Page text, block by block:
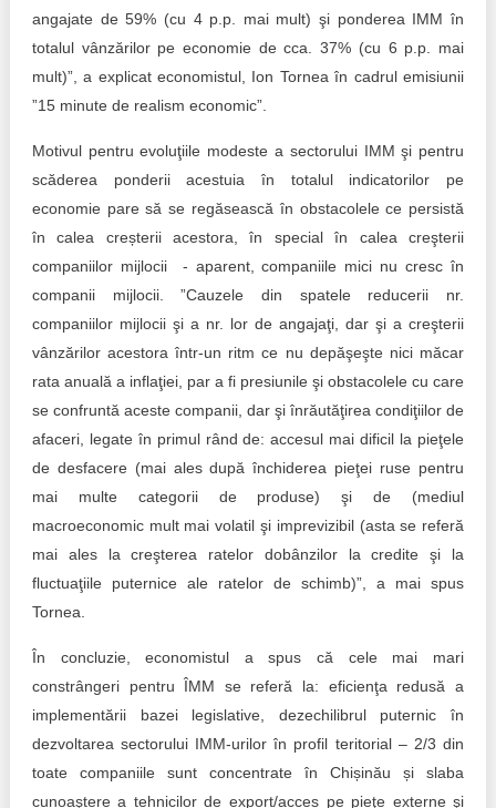
angajate de 59% (cu 4 p.p. mai mult) şi ponderea IMM în
totalul vânzărilor pe economie de cca. 37% (cu 6 p.p. mai
mult)”, a explicat economistul, Ion Tornea în cadrul emisiunii
”15 minute de realism economic”.
Motivul pentru evoluţiile modeste a sectorului IMM şi pentru
scăderea ponderii acestuia în totalul indicatorilor pe
economie pare să se regăsească în obstacolele ce persistă
în calea creșterii acestora, în special în calea creşterii
companiilor mijlocii - aparent, companiile mici nu cresc în
companii mijlocii. ”Cauzele din spatele reducerii nr.
companiilor mijlocii şi a nr. lor de angajaţi, dar şi a creşterii
vânzărilor acestora într-un ritm ce nu depăşeşte nici măcar
rata anuală a inflaţiei, par a fi presiunile şi obstacolele cu care
se confruntă aceste companii, dar şi înrăutăţirea condiţiilor de
afaceri, legate în primul rând de: accesul mai dificil la pieţele
de desfacere (mai ales după închiderea pieţei ruse pentru
mai multe categorii de produse) şi de (mediul
macroeconomic mult mai volatil şi imprevizibil (asta se referă
mai ales la creşterea ratelor dobânzilor la credite şi la
fluctuaţiile puternice ale ratelor de schimb)”, a mai spus
Tornea.
În concluzie, economistul a spus că cele mai mari
constrângeri pentru ÎMM se referă la: eficienţa redusă a
implementării bazei legislative, dezechilibrul puternic în
dezvoltarea sectorului IMM-urilor în profil teritorial – 2/3 din
toate companiile sunt concentrate în Chișinău și slaba
cunoaştere a tehnicilor de export/acces pe pieţe externe şi